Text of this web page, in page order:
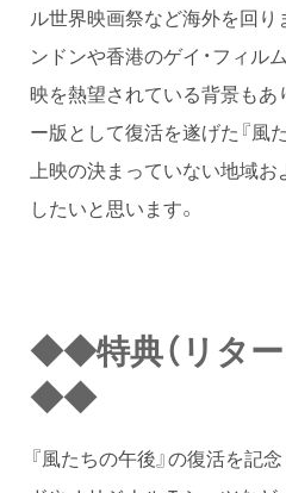
ル世界映画祭など海外を回り
ンドンや香港のゲイ・フィル
映を熱望されている背景もあ
ー版として復活を遂げた『風
上映の決まっていない地域
したいと思います。
◆◆特典（リター
◆◆
『風たちの午後』の復活を記